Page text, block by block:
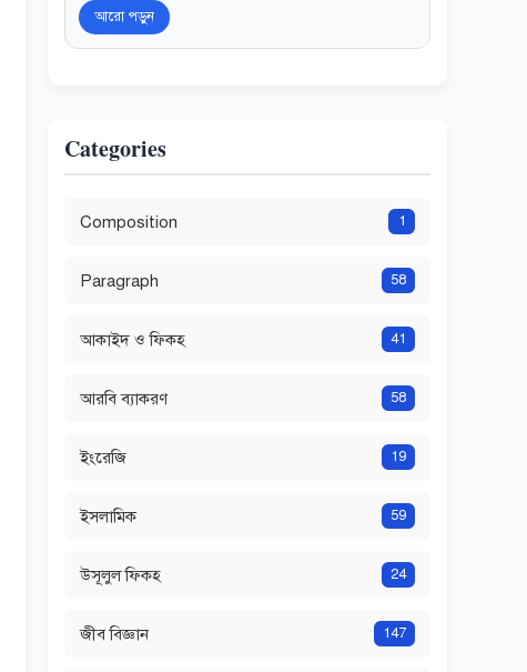
আরো পড়ুন
Categories
Composition 1
Paragraph 58
আকাইদ ও ফিকহ 41
আরবি ব্যাকরণ 58
ইংরেজি 19
ইসলামিক 59
উসূলুল ফিকহ 24
জীব বিজ্ঞান 147